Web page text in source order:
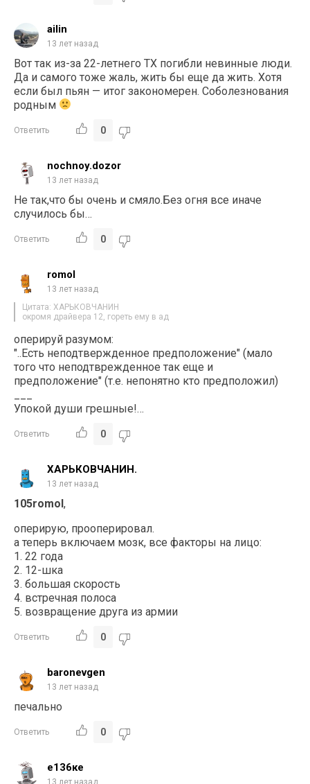
ailin
13 лет назад
Вот так из-за 22-летнего ТХ погибли невинные люди.
Да и самого тоже жаль, жить бы еще да жить. Хотя
если был пьян — итог закономерен. Соболезнования
родным
Ответить 0
nochnoy.dozor
13 лет назад
Не так,что бы очень и смяло.Без огня все иначе
случилось бы…
Ответить 0
romol
13 лет назад
Цитата: ХАРЬКОВЧАНИН
окромя драйвера 12, гореть ему в ад
оперируй разумом:
"..Есть неподтвержденное предположение" (мало
того что неподтврежденное так еще и
предположение" (т.е. непонятно кто предположил)
Упокой души грешные!…
Ответить 0
ХАРЬКОВЧАНИН.
13 лет назад
105romol,
оперирую, прооперировал.
а теперь включаем мозк, все факторы на лицо:
1. 22 года
2. 12-шка
3. большая скорость
4. встречная полоса
5. возвращение друга из армии
Ответить 0
baronevgen
13 лет назад
печально
Ответить 0
е136ке
13 лет назад